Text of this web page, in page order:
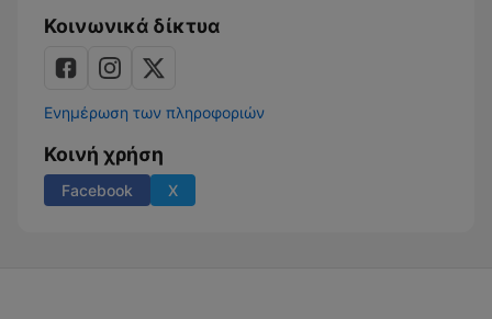
Κοινωνικά δίκτυα
Ενημέρωση των πληροφοριών
Κοινή χρήση
Facebook X